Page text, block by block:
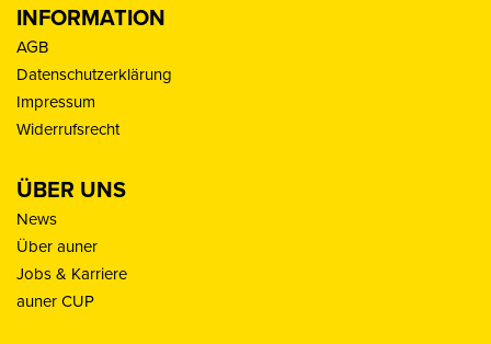
INFORMATION
AGB
Datenschutzerklärung
Impressum
Widerrufsrecht
ÜBER UNS
News
Über auner
Jobs & Karriere
auner CUP